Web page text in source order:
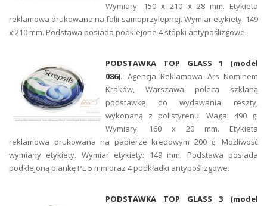
Wymiary: 150 x 210 x 28 mm. Etykieta
reklamowa drukowana na folii samoprzylepnej. Wymiar etykiety: 149
x 210 mm. Podstawa posiada podklejone 4 stópki antypoślizgowe.
PODSTAWKA TOP GLASS 1 (model
086). Agencja Reklamowa Ars Nominem
Kraków, Warszawa poleca szklaną
podstawkę do wydawania reszty,
wykonaną z polistyrenu. Waga: 490 g.
Wymiary: 160 x 20 mm. Etykieta
reklamowa drukowana na papierze kredowym 200 g. Możliwość
wymiany etykiety. Wymiar etykiety: 149 mm. Podstawa posiada
podklejoną piankę PE 5 mm oraz 4 podkładki antypoślizgowe.
PODSTAWKA TOP GLASS 3 (model